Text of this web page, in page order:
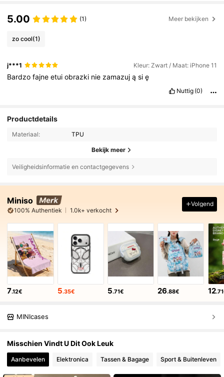
5.00 (1) Meer bekijken
zo cool(1)
j***1 Kleur: Zwart / Maat: iPhone 11
Bardzofajneetuiobrazki nie zamazująsię
Nuttig (0)
Productdetails
Materiaal: TPU
Bekijk meer
Veiligheidsinformatie en contactgegevens
Miniso
100% Authentiek 1.0k+ verkocht
Volgend
7.12€ 5.35€ 5.71€ 26.88€ 12
MINIcases
Misschien Vindt U Dit Ook Leuk
Aanbevelen Elektronica Tassen & Bagage Sport & Buitenleven